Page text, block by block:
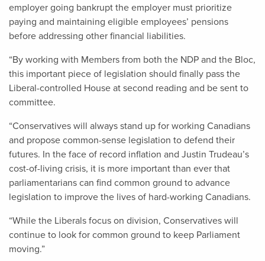
employer going bankrupt the employer must prioritize
paying and maintaining eligible employees’ pensions
before addressing other financial liabilities.
“By working with Members from both the NDP and the Bloc,
this important piece of legislation should finally pass the
Liberal-controlled House at second reading and be sent to
committee.
“Conservatives will always stand up for working Canadians
and propose common-sense legislation to defend their
futures. In the face of record inflation and Justin Trudeau’s
cost-of-living crisis, it is more important than ever that
parliamentarians can find common ground to advance
legislation to improve the lives of hard-working Canadians.
“While the Liberals focus on division, Conservatives will
continue to look for common ground to keep Parliament
moving.”